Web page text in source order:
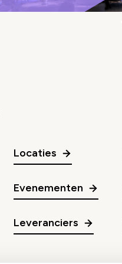
Locaties
Evenementen
Leveranciers